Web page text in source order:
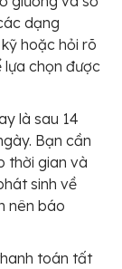
dạng
hoặc hỏi rõ
chọn được
là sau 14
Bạn cần
thời gian và
sinh về
nên báo
toán tất